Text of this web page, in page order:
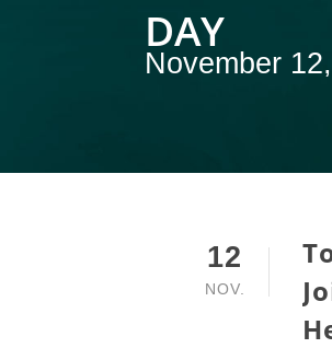
DAY
November
12
NOV.